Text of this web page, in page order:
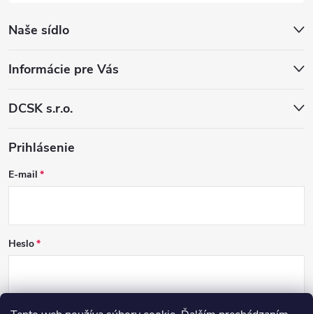
Naše sídlo
Informácie pre Vás
DCSK s.r.o.
Prihlásenie
E-mail
Heslo